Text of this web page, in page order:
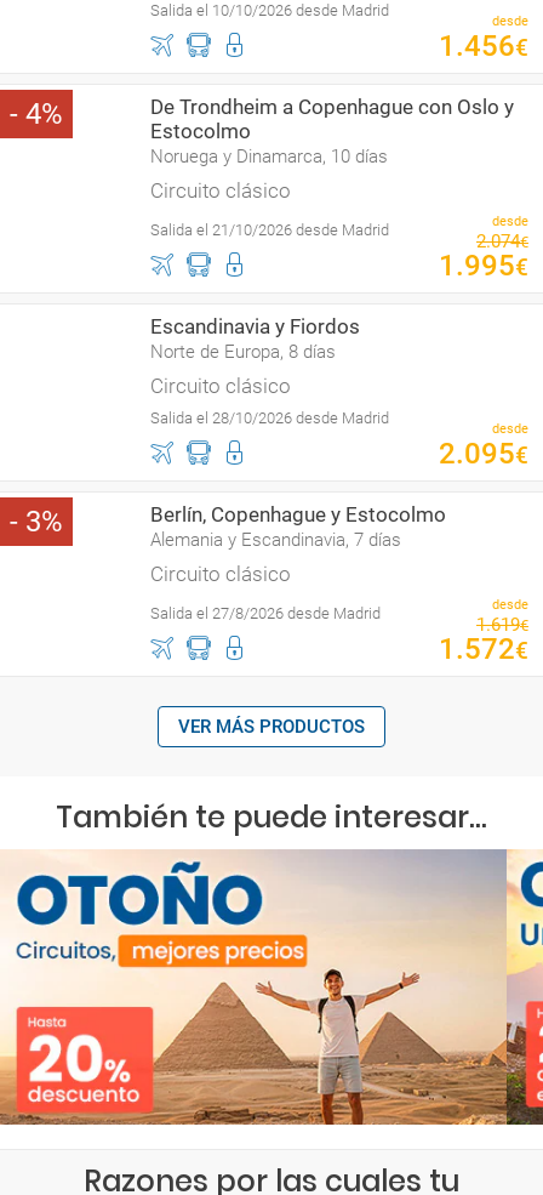
Salida el 10/10/2026 desde Madrid
desde
1 .456€
4
De Trondheim a Copenhague con Oslo y
Estocolmo
Noruega y Dinamarca, 10 días
Circuito clásico
Salida el 21/10/2026 desde Madrid desde
2.074€
1 .995€
Escandinavia y Fiordos
Norte de Europa, 8 días
Circuito clásico
Salida el 28/10/2026 desde Madrid
desde
2.095€
3 Berlín, Copenhague y Estocolmo
Alemania y Escandinavia, 7 días
Circuito clásico
Salida el 27/8/2026 desde Madrid desde
1.619€
1 .572€
VER MÁS PRODUCTOS
También te puede interesar...
Razones por las cuales tu